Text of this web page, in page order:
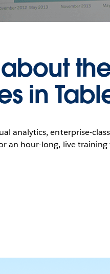
in
analytics, enterprise-
an hour-long, live